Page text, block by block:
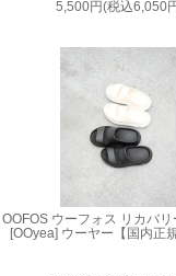
5,500円(税込6,050
OOFOS ウーフォス リカバ
[OOyea] ウーヤー【国内正